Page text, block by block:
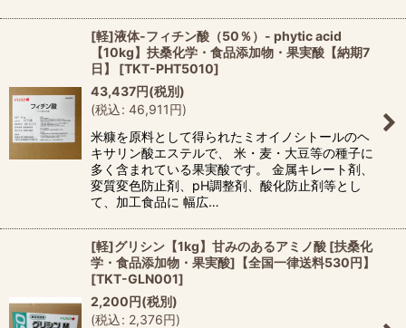
[軽]液体-フィチン酸（50％）- phytic acid
【10kg】扶桑化学・食品添加物・果実酸【納期7
日】
[TKT-PHT5010]
43,437円(税別)
(税込: 46,911円)
米糠を原料として得られたミオイノシトールのヘ
キサリン酸エステルで、 米・麦・大豆等の種子に
多く含まれている果実酸です。 金属キレート剤、
変質変色防止剤、pH調整剤、酸化防止剤等とし
て、加工食品に 幅広…
[軽]グリシン【1kg】甘みのあるアミノ酸 [扶桑化
学・食品添加物・果実酸]【全国一律送料530円】
[TKT-GLN001]
2,200円(税別)
(税込: 2,376円)